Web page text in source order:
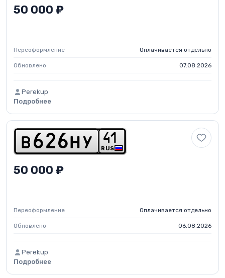
50 000 ₽
Переоформление Оплачивается отдельно
Обновлено 07.08.2026
Perekup
Подробнее
b 6 2 6 h y RUS
41
50 000 ₽
Переоформление Оплачивается отдельно
Обновлено 06.08.2026
Perekup
Подробнее